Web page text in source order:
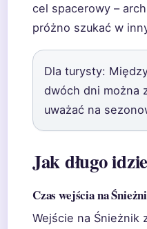
cel spacerowy –
próżno szukać w
Dla turysty:
dwóch dni można
uważać na
Jak długo
Czas wejścia na
Wejście na Śnieżnik